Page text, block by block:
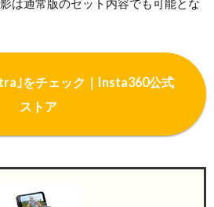
は通常版のセット内容でも可能とな
｣をチェック｜Insta360公式
ストア